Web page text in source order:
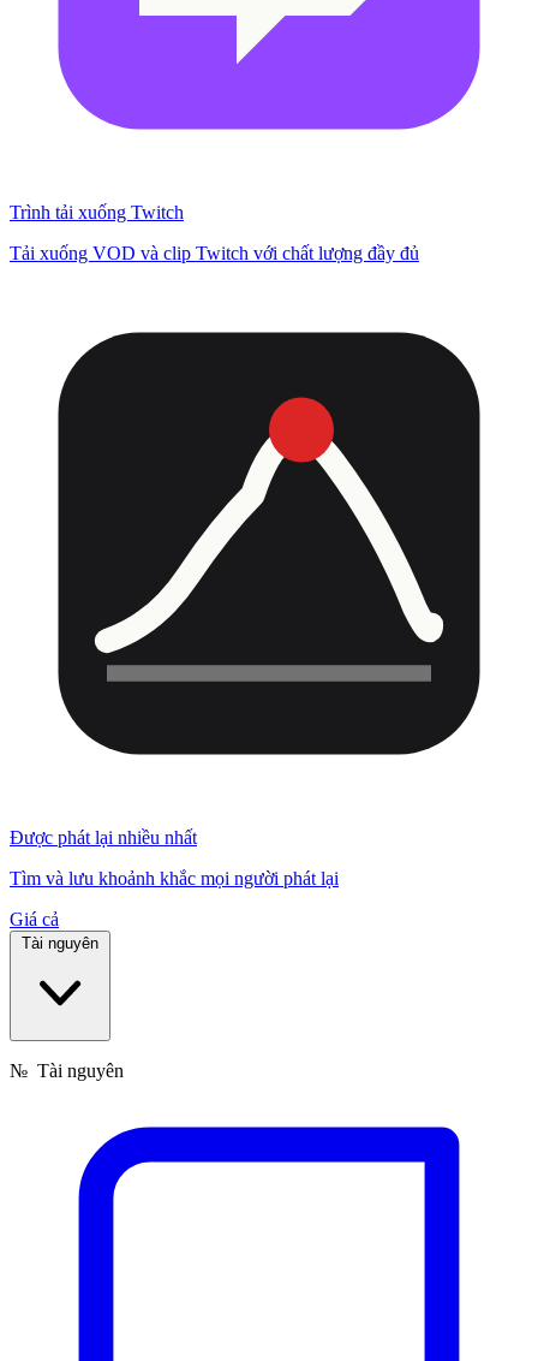
Trình tải xuống Twitch
Tải xuống VOD và clip Twitch với chất lượng đầy đủ
Được phát lại nhiều nhất
Tìm và lưu khoảnh khắc mọi người phát lại
Giá cả
Tài nguyên
№ Tài nguyên